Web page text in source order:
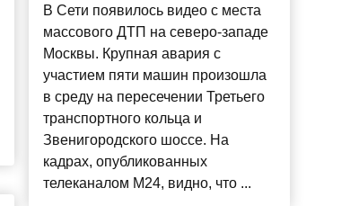
В Сети появилось видео с места
массового ДТП на северо-западе
Москвы. Крупная авария с
участием пяти машин произошла
в среду на пересечении Третьего
транспортного кольца и
Звенигородского шоссе. На
кадрах, опубликованных
телеканалом М24, видно, что ...